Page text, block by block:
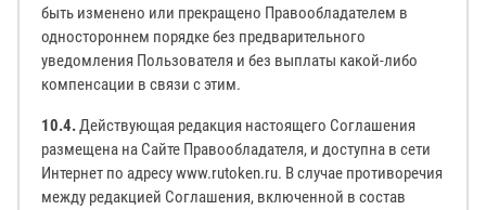
быть изменено или прекращено Правообладателем в
одностороннем порядке без предварительного
уведомления Пользователя и без выплаты какой-либо
компенсации в связи с этим.
10.4.Действующая редакция настоящего Соглашения
размещена на Сайте Правообладателя, и доступна в сети
Интернет по адресу www.rutoken.ru. В случае противоречия
между редакцией Соглашения, включенной в состав